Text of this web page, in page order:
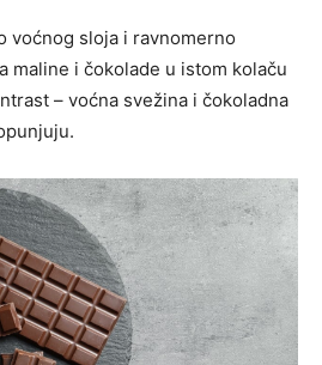
voćnog sloja i ravnomerno
maline i čokolade u istom kolaču
– voćna svežina i čokoladna